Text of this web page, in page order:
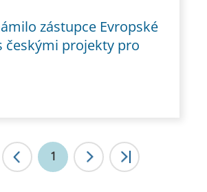
zástupce Evropské
českými projekty pro
|< 1